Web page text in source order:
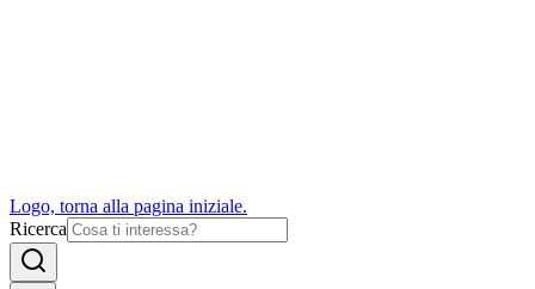
Logo, torna alla pagina iniziale.
Ricerca